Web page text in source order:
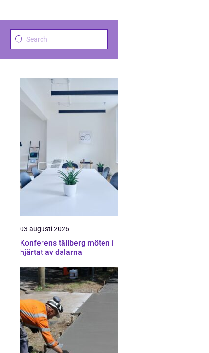
03 augusti 2026
Konferens tällberg möten i
hjärtat av dalarna